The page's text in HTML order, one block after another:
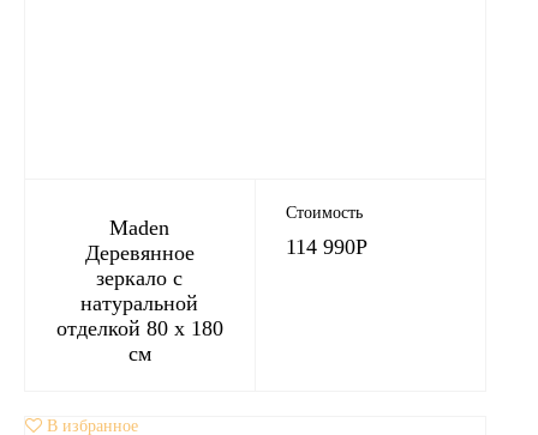
Maden
Деревянное
зеркало с
натуральной
отделкой 80 х 180
см
Стоимость
114 990Р
В избранное